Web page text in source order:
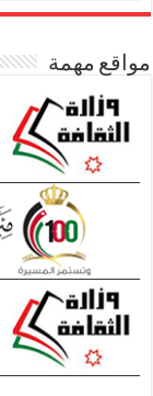
مواقع مهمة